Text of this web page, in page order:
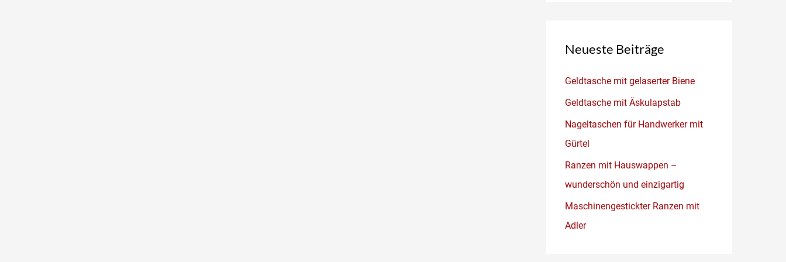
Neueste Beiträge
Geldtasche mit gelaserter Biene
Geldtasche mit Äskulapstab
Nageltaschen für Handwerker mit
Gürtel
Ranzen mit Hauswappen –
wunderschön und einzigartig
Maschinengestickter Ranzen mit
Adler